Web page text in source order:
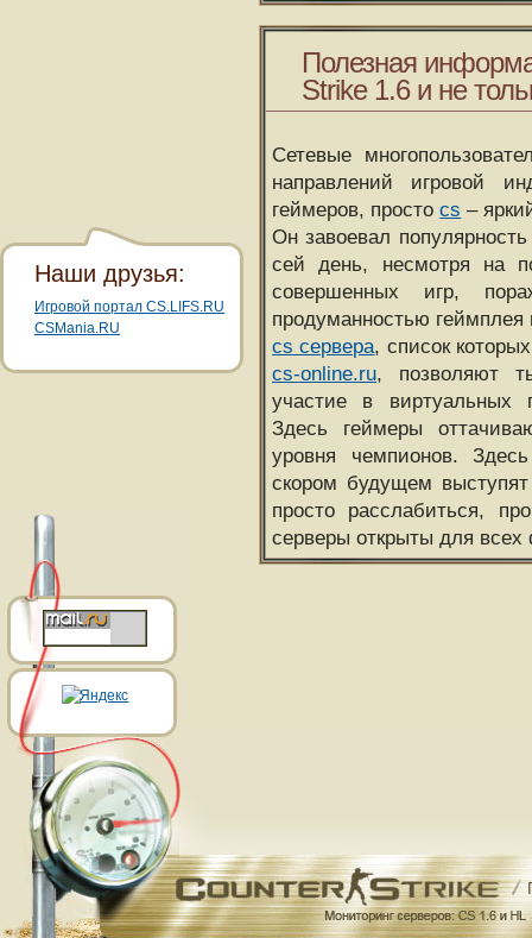
Полезная
Strike 1.6 и не
Сетевые
направлений игровой
геймеров, простоcs –
Он завоевал
сей день, несмотря на
совершенных игр,
продуманностью
cs сервера, список
cs-online.ru, позволяют
участие в виртуальных
Здесь геймеры
уровня чемпионов.
скором будущем
просто расслабиться,
серверы открыты для всех
Наши друзья:
Игровой портал CS.LIFS.RU
CSMania.RU